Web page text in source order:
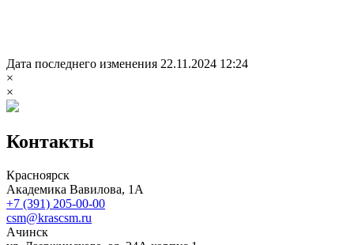
Дата последнего изменения 22.11.2024 12:24
×
×
Контакты
Красноярск
Академика Вавилова, 1А
+7 (391) 205-00-00
csm@krascsm.ru
Ачинск